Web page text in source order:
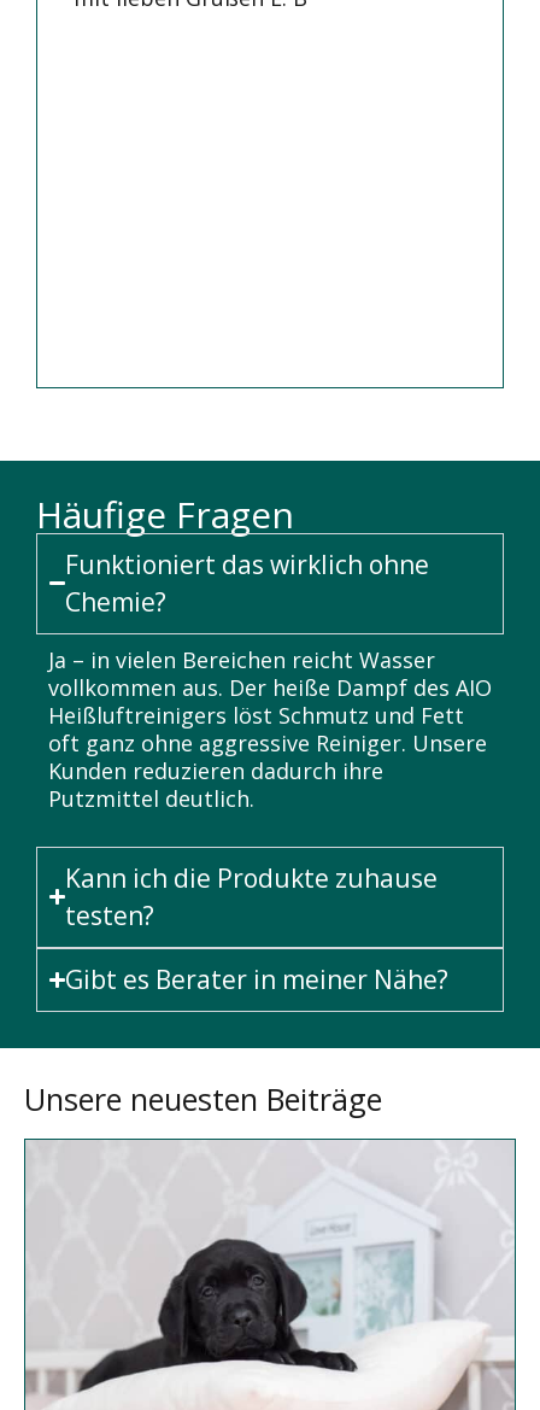
Häufige Fragen
Funktioniert das wirklich ohne
Chemie?
Ja – in vielen Bereichen reicht Wasser
vollkommen aus. Der heiße Dampf des AIO
Heißluftreinigers löst Schmutz und Fett
oft ganz ohne aggressive Reiniger. Unsere
Kunden reduzieren dadurch ihre
Putzmittel deutlich.
Kann ich die Produkte zuhause
testen?
Gibt es Berater in meiner Nähe?
Unsere neuesten Beiträge